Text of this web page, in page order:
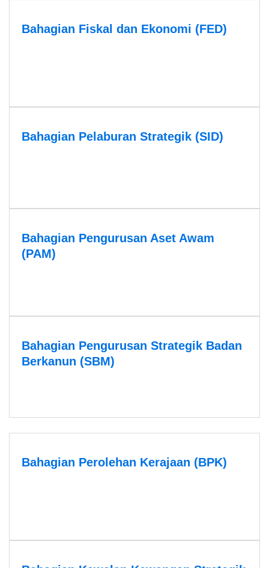
Bahagian Fiskal dan Ekonomi (FED)
Bahagian Pelaburan Strategik (SID)
Bahagian Pengurusan Aset Awam
(PAM)
Bahagian Pengurusan Strategik Badan
Berkanun (SBM)
Bahagian Perolehan Kerajaan (BPK)